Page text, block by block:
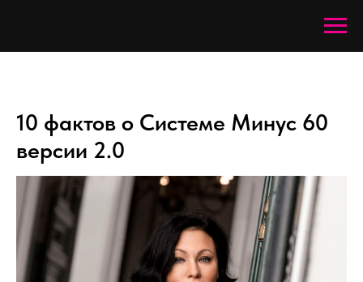
10 фактов о Системе Минус 60
версии 2.0